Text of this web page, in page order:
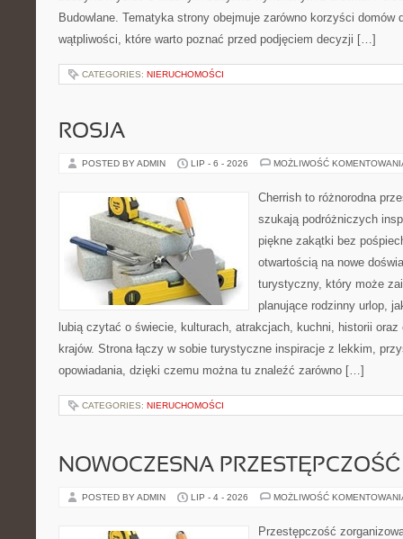
Budowlane. Tematyka strony obejmuje zarówno korzyści domów
wątpliwości, które warto poznać przed podjęciem decyzji […]
CATEGORIES: NIERUCHOMOŚCI
ROSJA
POSTED BY ADMIN LIP - 6 - 2026 MOŻLIWOŚĆ
Cherrish to różnorodna
szukają podróżniczych
piękne zakątki bez
otwartością na nowe
turystyczny, który może
planujące rodzinny urlop,
lubią czytać o świecie, kulturach, atrakcjach, kuchni, historii
krajów. Strona łączy w sobie turystyczne inspiracje z lekkim,
opowiadania, dzięki czemu można tu znaleźć zarówno […]
CATEGORIES: NIERUCHOMOŚCI
NOWOCZESNA PRZESTĘPCZOŚĆ
POSTED BY ADMIN LIP - 4 - 2026 MOŻLIWOŚĆ
Przestępczość